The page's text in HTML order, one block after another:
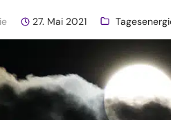
27. Mai 2021